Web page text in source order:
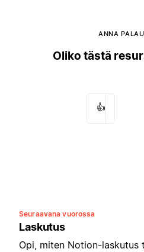
ANNA
Oliko tästä
👍
Seuraavana vuorossa
Laskutus
Opi, miten Notion-laskutus